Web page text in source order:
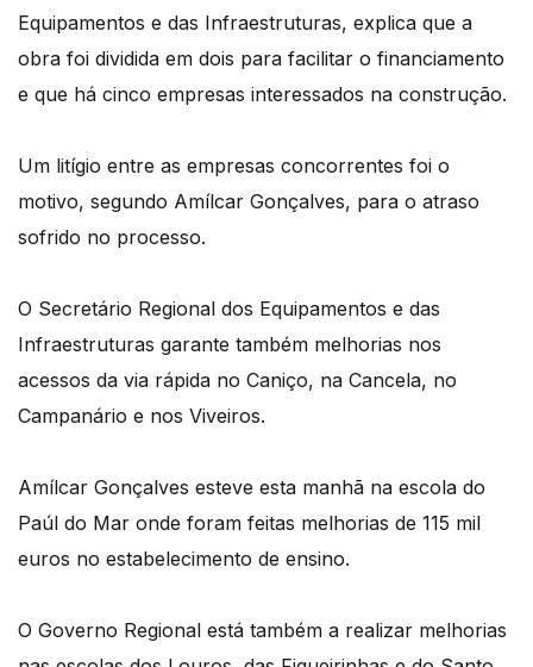
Equipamentos e das Infraestruturas, explica que a
obra foi dividida em dois para facilitar o financiamento
e que há cinco empresas interessados na construção.
Um litígio entre as empresas concorrentes foi o
motivo, segundo Amílcar Gonçalves, para o atraso
sofrido no processo.
O Secretário Regional dos Equipamentos e das
Infraestruturas garante também melhorias nos
acessos da via rápida no Caniço, na Cancela, no
Campanário e nos Viveiros.
Amílcar Gonçalves esteve esta manhã na escola do
Paúl do Mar onde foram feitas melhorias de 115 mil
euros no estabelecimento de ensino.
O Governo Regional está também a realizar melhorias